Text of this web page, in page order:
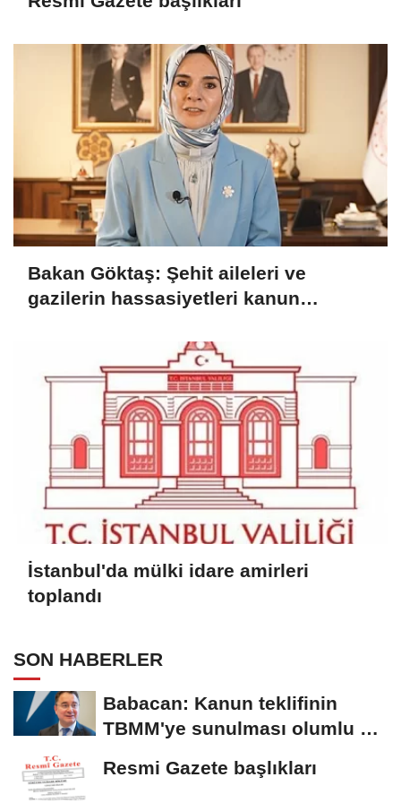
Bakan Göktaş: Şehit aileleri ve
gazilerin hassasiyetleri kanun
İstanbul'da mülki idare amirleri
toplandı
SON HABERLER
Babacan: Kanun teklifinin
TBMM'ye sunulması olumlu bir
Resmi Gazete başlıkları